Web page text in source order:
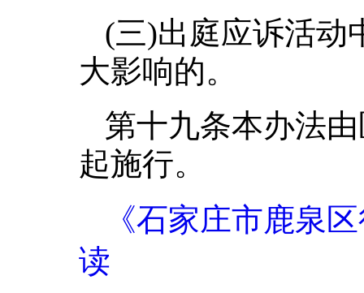
(三)出庭应诉活动
大影响的。
第十九条本办法
起施行。
《石家庄市鹿泉
读